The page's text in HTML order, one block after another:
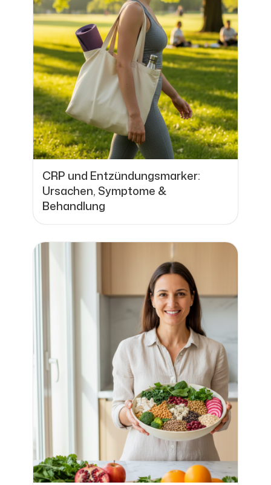
CRP und Entzündungsmarker:
Ursachen, Symptome &
Behandlung